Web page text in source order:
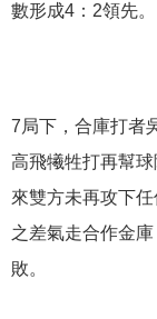
數形成4：2領先。
7局下，合庫打者
高飛犧牲打再幫
來雙方未再攻下
之差氣走合作金
敗。